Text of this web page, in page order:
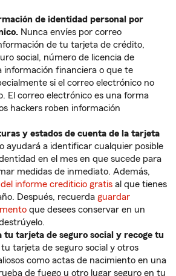
de identidad personal por
Nunca envíes por correo
de tu tarjeta de crédito,
social, número de licencia de
información financiera o que te
si el correo electrónico no
El correo electrónico es una forma
hackers roben información
y estados de cuenta de la tarjeta
ayudará a identificar cualquier posible
en el mes en que sucede para
medidas de inmediato. Además,
informe crediticio gratis al que tienes
Después, recuerda guardar
que desees conservar en un
tu tarjeta de seguro social y recoge tu
tu tarjeta de seguro social y otros
como actas de nacimiento en una
de fuego u otro lugar seguro en tu